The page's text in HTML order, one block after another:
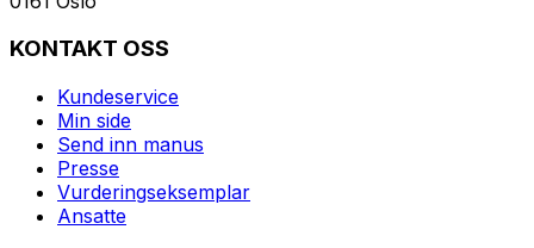
KONTAKT OSS
Kundeservice
Min side
Send inn manus
Presse
Vurderingseksemplar
Ansatte